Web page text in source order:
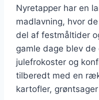
Nyretapper har en
madlavning, hvor
del af festmåltider
gamle dage blev
julefrokoster og
tilberedt med en
kartofler,